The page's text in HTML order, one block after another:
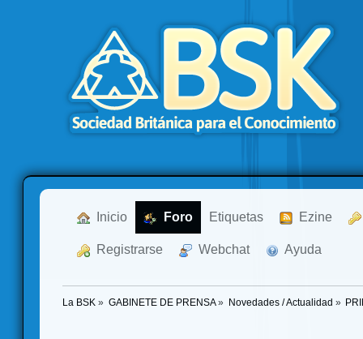
Inicio Foro Etiquetas Ezine
Registrarse Webchat Ayuda
La BSK » GABINETE DE PRENSA» Novedades / Actualidad »